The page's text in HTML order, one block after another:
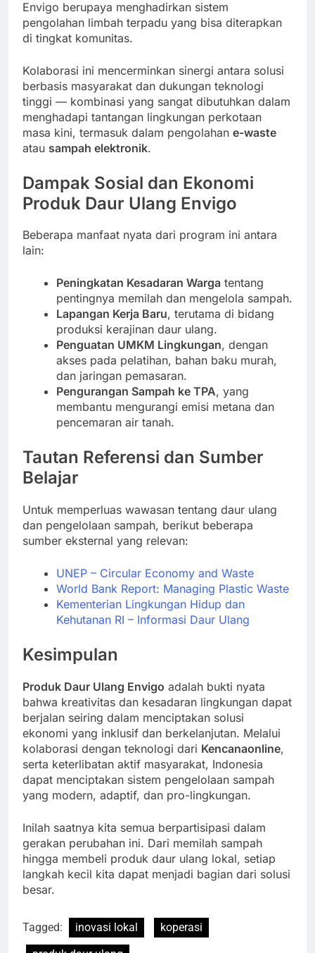
Envigo berupaya menghadirkan sistem
pengolahan limbah terpadu yang bisa diterapkan
di tingkat komunitas.
Kolaborasi ini mencerminkan sinergi antara solusi
berbasis masyarakat dan dukungan teknologi
tinggi — kombinasi yang sangat dibutuhkan dalam
menghadapi tantangan lingkungan perkotaan
masa kini, termasuk dalam pengolahan e-waste
atau sampah elektronik.
Dampak Sosial dan Ekonomi
Produk Daur Ulang Envigo
Beberapa manfaat nyata dari program ini antara
lain:
Peningkatan Kesadaran Warga tentang
pentingnya memilah dan mengelola sampah.
Lapangan Kerja Baru, terutama di bidang
produksi kerajinan daur ulang.
Penguatan UMKM Lingkungan, dengan
akses pada pelatihan, bahan baku murah,
dan jaringan pemasaran.
Pengurangan Sampah ke TPA, yang
membantu mengurangi emisi metana dan
pencemaran air tanah.
Tautan Referensi dan Sumber
Belajar
Untuk memperluas wawasan tentang daur ulang
dan pengelolaan sampah, berikut beberapa
sumber eksternal yang relevan:
UNEP – Circular Economy and Waste
World Bank Report: Managing Plastic Waste
Kementerian Lingkungan Hidup dan
Kehutanan RI – Informasi Daur Ulang
Kesimpulan
Produk Daur Ulang Envigo adalah bukti nyata
bahwa kreativitas dan kesadaran lingkungan dapat
berjalan seiring dalam menciptakan solusi
ekonomi yang inklusif dan berkelanjutan. Melalui
kolaborasi dengan teknologi dari Kencanaonline,
serta keterlibatan aktif masyarakat, Indonesia
dapat menciptakan sistem pengelolaan sampah
yang modern, adaptif, dan pro-lingkungan.
Inilah saatnya kita semua berpartisipasi dalam
gerakan perubahan ini. Dari memilah sampah
hingga membeli produk daur ulang lokal, setiap
langkah kecil kita dapat menjadi bagian dari solusi
besar.
Tagged: inovasi lokal
koperasi